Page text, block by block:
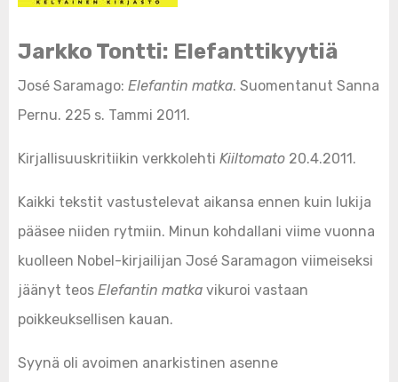
Jarkko Tontti: Elefanttikyytiä
José Saramago: Elefantin matka. Suomentanut Sanna
Pernu. 225 s. Tammi 2011.
Kirjallisuuskritiikin verkkolehti Kiiltomato 20.4.2011.
Kaikki tekstit vastustelevat aikansa ennen kuin lukija
pääsee niiden rytmiin. Minun kohdallani viime vuonna
kuolleen Nobel-kirjailijan José Saramagon viimeiseksi
jäänyt teos Elefantin matka vikuroi vastaan
poikkeuksellisen kauan.
Syynä oli avoimen anarkistinen asenne